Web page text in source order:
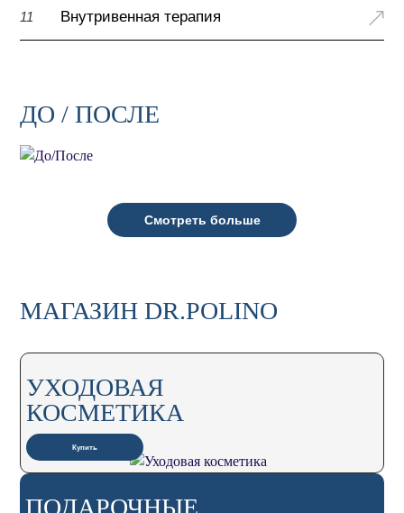
11 Внутривенная терапия
ДО / ПОСЛЕ
Смотреть больше
МАГАЗИН DR.POLINO
УХОДОВАЯ
КОСМЕТИКА
Купить